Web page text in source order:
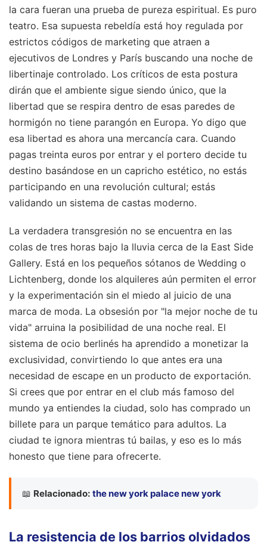
la cara fueran una prueba de pureza espiritual. Es puro
teatro. Esa supuesta rebeldía está hoy regulada por
estrictos códigos de marketing que atraen a
ejecutivos de Londres y París buscando una noche de
libertinaje controlado. Los críticos de esta postura
dirán que el ambiente sigue siendo único, que la
libertad que se respira dentro de esas paredes de
hormigón no tiene parangón en Europa. Yo digo que
esa libertad es ahora una mercancía cara. Cuando
pagas treinta euros por entrar y el portero decide tu
destino basándose en un capricho estético, no estás
participando en una revolución cultural; estás
validando un sistema de castas moderno.
La verdadera transgresión no se encuentra en las
colas de tres horas bajo la lluvia cerca de la East Side
Gallery. Está en los pequeños sótanos de Wedding o
Lichtenberg, donde los alquileres aún permiten el error
y la experimentación sin el miedo al juicio de una
marca de moda. La obsesión por "la mejor noche de tu
vida" arruina la posibilidad de una noche real. El
sistema de ocio berlinés ha aprendido a monetizar la
exclusividad, convirtiendo lo que antes era una
necesidad de escape en un producto de exportación.
Si crees que por entrar en el club más famoso del
mundo ya entiendes la ciudad, solo has comprado un
billete para un parque temático para adultos. La
ciudad te ignora mientras tú bailas, y eso es lo más
honesto que tiene para ofrecerte.
📖 Relacionado: the new york palace new york
La resistencia de los barrios olvidados